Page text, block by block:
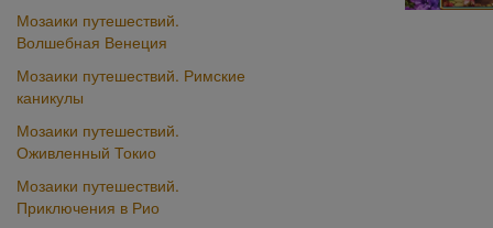
Мозаики путешествий.
Волшебная Венеция
Мозаики путешествий. Римские
каникулы
Мозаики путешествий.
Оживленный Токио
Мозаики путешествий.
Приключения в Рио